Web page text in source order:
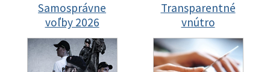
Samosprávne
voľby 2026
Transparentné
vnútro